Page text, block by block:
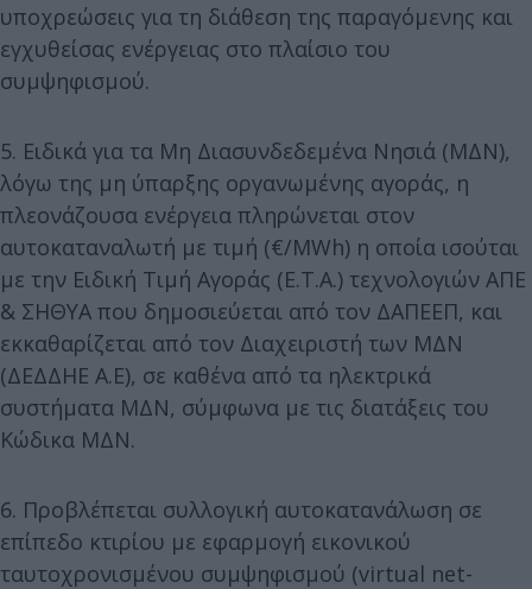
υποχρεώσεις για τη διάθεση της παραγόμενης και
εγχυθείσας ενέργειας στο πλαίσιο του
συμψηφισμού.
5. Ειδικά για τα Μη Διασυνδεδεμένα Νησιά (ΜΔΝ),
λόγω της μη ύπαρξης οργανωμένης αγοράς, η
πλεονάζουσα ενέργεια πληρώνεται στον
αυτοκαταναλωτή με τιμή (€/MWh) η οποία ισούται
με την Ειδική Τιμή Αγοράς (Ε.Τ.Α.) τεχνολογιών ΑΠΕ
& ΣΗΘΥΑ που δημοσιεύεται από τον ΔΑΠΕΕΠ, και
εκκαθαρίζεται από τον Διαχειριστή των ΜΔΝ
(ΔΕΔΔΗΕ Α.Ε), σε καθένα από τα ηλεκτρικά
συστήματα ΜΔΝ, σύμφωνα με τις διατάξεις του
Κώδικα ΜΔΝ.
6. Προβλέπεται συλλογική αυτοκατανάλωση σε
επίπεδο κτιρίου με εφαρμογή εικονικού
ταυτοχρονισμένου συμψηφισμού (virtual net-